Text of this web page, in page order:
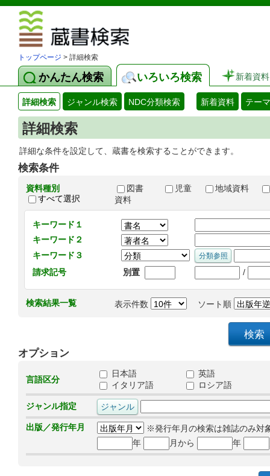
トップページ > 詳細検索
かんたん検索 いろいろ検索 新着資料
詳細検索 ジャンル検索 NDC分類検索 新着資料 テー
詳細検索
詳細な条件を設定して、蔵書を検索することができます。
検索条件
資料種別
すべて選択
図書 児童
地域資料
資料
キーワード１
キーワード２
キーワード３
請求記号
別置 /
検索結果一覧 表示件数 ソート順
オプション
言語区分
日本語
英語
イタリア語
ロシア語
ジャンル指定
出版／発行年月
※発行年月の検索は雑誌のみ対
年
月から 年